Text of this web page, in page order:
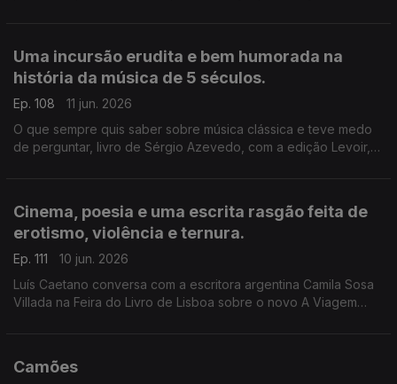
Uma incursão erudita e bem humorada na
história da música de 5 séculos.
Ep. 108
11 jun. 2026
O que sempre quis saber sobre música clássica e teve medo
de perguntar, livro de Sérgio Azevedo, com a edição Levoir,
Cinema, poesia e uma escrita rasgão feita de
erotismo, violência e ternura.
Ep. 111
10 jun. 2026
Luís Caetano conversa com a escritora argentina Camila Sosa
Villada na Feira do Livro de Lisboa sobre o novo A Viagem
Camões